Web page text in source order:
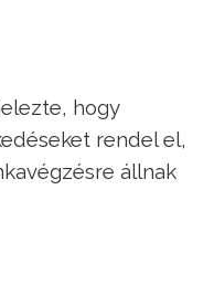
hogy
rendel el,
állnak